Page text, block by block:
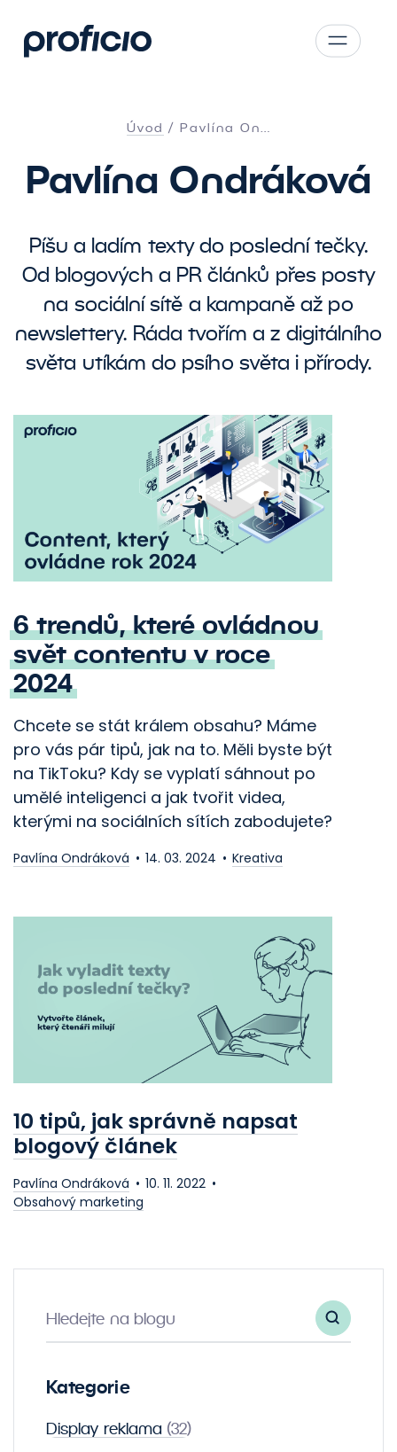
AT
PL
Úvod Pavlína On…
Pavlína Ondráková
Píšu a ladím texty do poslední tečky.
Od blogových a PR článků přes posty
na sociální sítě a kampaně až po
newslettery. Ráda tvořím a z digitálního
světa utíkám do psího světa i přírody.
6 trendů, které ovládnou
svět contentu v roce
2024
Chcete se stát králem obsahu? Máme
pro vás pár tipů, jak na to. Měli byste být
na TikToku? Kdy se vyplatí sáhnout po
umělé inteligenci a jak tvořit videa,
kterými na sociálních sítích zabodujete?
Pavlína Ondráková 14. 03. 2024 Kreativa
10 tipů, jak správně napsat
blogový článek
Pavlína Ondráková
10. 11. 2022
Obsahový marketing
Hledejte na blogu
Kategorie
Display reklama (32)